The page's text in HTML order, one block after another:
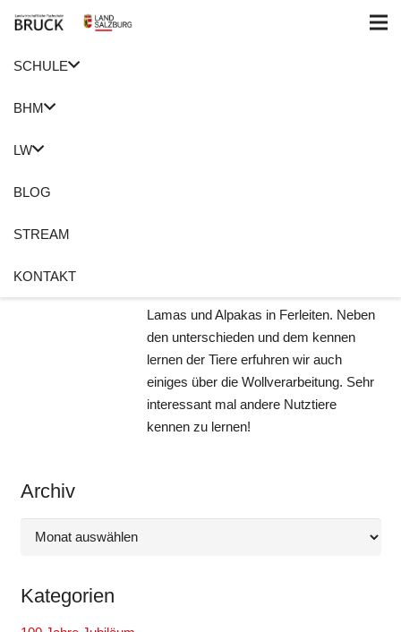
SCHULE
BHM
LW
BLOG
STREAM
KONTAKT
Lamas und Alpakas in Ferleiten. Neben
den unterschieden und dem kennen
lernen der Tiere erfuhren wir auch
einiges über die Wollverarbeitung. Sehr
interessant mal andere Nutztiere
kennen zu lernen!
Archiv
Archiv
Kategorien